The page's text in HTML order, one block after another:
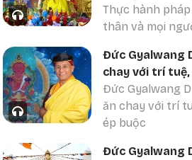
thân và mọi
Thực hành
thân và mọi
Đức Gyalwang
chay với trí
ép buộc
Đức Gyalwang
ăn chay với trí
ép buộc
Đức Gyalwang